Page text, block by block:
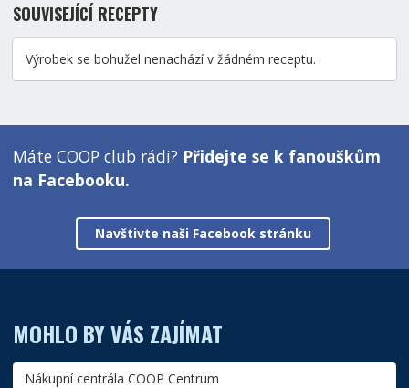
SOUVISEJÍCÍ RECEPTY
Výrobek se bohužel nenachází v žádném receptu.
Máte COOP club rádi? Přidejte se k fanouškům
na Facebooku.
Navštivte naši Facebook stránku
MOHLO BY VÁS ZAJÍMAT
Nákupní centrála COOP Centrum